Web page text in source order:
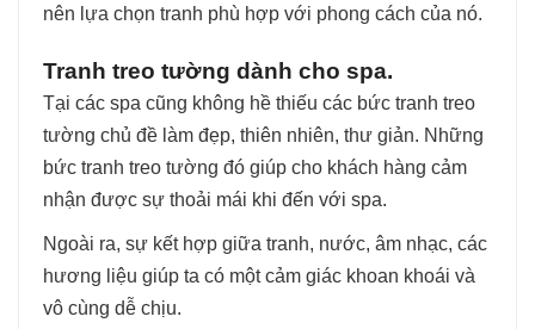
nên lựa chọn tranh phù hợp với phong cách của nó.
Tranh treo tường dành cho spa.
Tại các spa cũng không hề thiếu các bức tranh treo
tường chủ đề làm đẹp, thiên nhiên, thư giản. Những
bức tranh treo tường đó giúp cho khách hàng cảm
nhận được sự thoải mái khi đến với spa.
Ngoài ra, sự kết hợp giữa tranh, nước, âm nhạc, các
hương liệu giúp ta có một cảm giác khoan khoái và
vô cùng dễ chịu.